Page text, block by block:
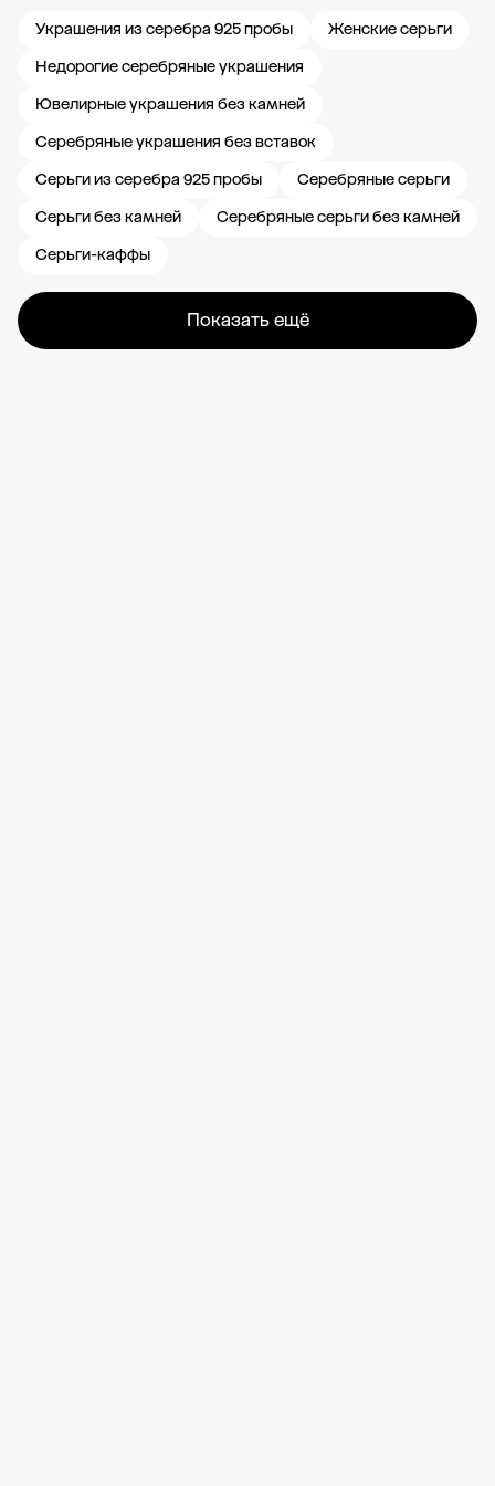
Украшения из серебра 925 пробы
Женские серьги
Недорогие серебряные украшения
Ювелирные украшения без камней
Серебряные украшения без вставок
Серьги из серебра 925 пробы
Серебряные серьги
Серьги без камней
Серебряные серьги без камней
Серьги-каффы
Показать ещё